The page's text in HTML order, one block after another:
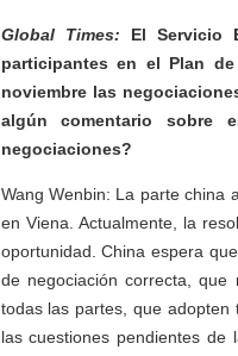
Global Times: El Servicio
participantes en el Plan
noviembre las
algún comentario sobre
negociaciones?
Wang Wenbin: La parte china
en Viena. Actualmente, la
oportunidad. China espera
de negociación correcta,
todas las partes, que adopten
las cuestiones pendientes